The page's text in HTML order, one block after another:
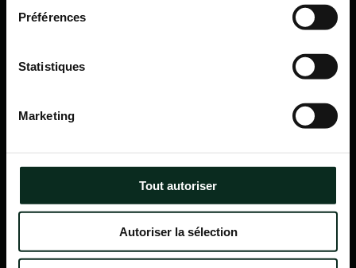
Préférences
Statistiques
Marketing
Tout autoriser
Autoriser la sélection
P.F.C.A Pompes Funèbres des Communes Associées
Itinéraire
Navigation
Qui sommes-nous ?
Notre catalogue